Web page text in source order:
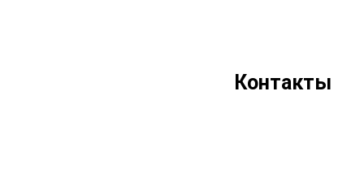
Контакты